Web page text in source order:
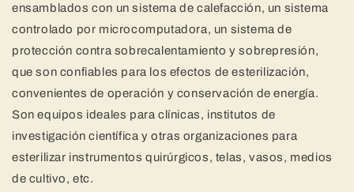
ensamblados con un sistema de calefacción, un sistema
controlado por microcomputadora, un sistema de
protección contra sobrecalentamiento y sobrepresión,
que son confiables para los efectos de esterilización,
convenientes de operación y conservación de energía.
Son equipos ideales para clínicas, institutos de
investigación científica y otras organizaciones para
esterilizar instrumentos quirúrgicos, telas, vasos, medios
de cultivo, etc.